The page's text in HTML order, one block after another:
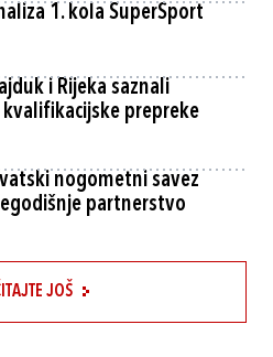
1. kola SuperSport
i Rijeka saznali
prepreke
nogometni savez
partnerstvo
JOŠ